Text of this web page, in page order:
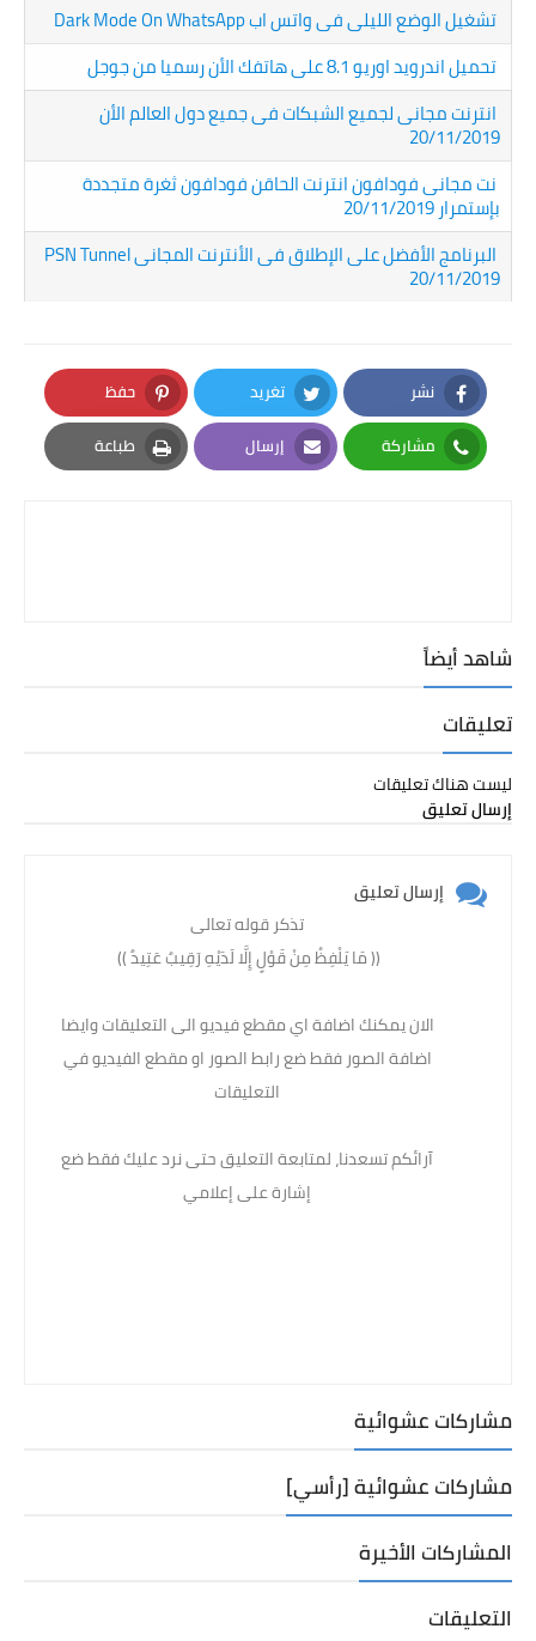
تشغيل الوضع الليلى فى واتس اب Dark Mode On WhatsApp
تحميل اندرويد اوريو 8.1 على هاتفك الأن رسميا من جوجل
انترنت مجانى لجميع الشبكات فى جميع دول العالم الأن
20/11/2019
نت مجانى فودافون انترنت الحاقن فودافون ثغرة متجددة
بإستمرار 20/11/2019
البرنامج الأفضل على الإطلاق فى الأنترنت المجانى PSN Tunnel
20/11/2019
نشر
Facebook
تغريد
Twitter
حفظ
Pinterest
مشاركة
Whatsapp
إرسال
Email
طباعة
Print
شاهد أيضاً
تعليقات
ليست هناك تعليقات
إرسال تعليق
إرسال تعليق
تذكر قوله تعالى
(( مَا يَلْفِظُ مِنْ قَوْلٍ إِلَّا لَدَيْهِ رَقِيبٌ عَتِيدٌ )) ‏
الان يمكنك اضافة اي مقطع فيديو الى التعليقات وايضا
اضافة الصور فقط ضع رابط الصور او مقطع الفيديو في
التعليقات
آرائكم تسعدنا، لمتابعة التعليق حتى نرد عليك فقط ضع
إشارة على إعلامي
مشاركات عشوائية
مشاركات عشوائية [رأسي]
المشاركات الأخيرة
التعليقات